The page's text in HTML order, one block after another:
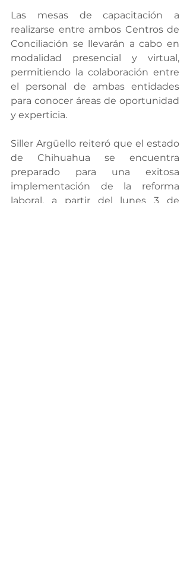
Las mesas de capacitación a
realizarse entre ambos Centros de
Conciliación se llevarán a cabo en
modalidad presencial y virtual,
permitiendo la colaboración entre
el personal de ambas entidades
para conocer áreas de oportunidad
y experticia.
Siller Argüello reiteró que el estado
de Chihuahua se encuentra
preparado para una exitosa
implementación de la reforma
laboral, a partir del lunes 3 de